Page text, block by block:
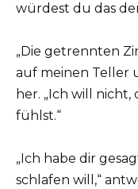
würdest du das
„Die getrennten
auf meinen Teller
her. „Ich will
fühlst.“
„Ich habe dir
schlafen will,“